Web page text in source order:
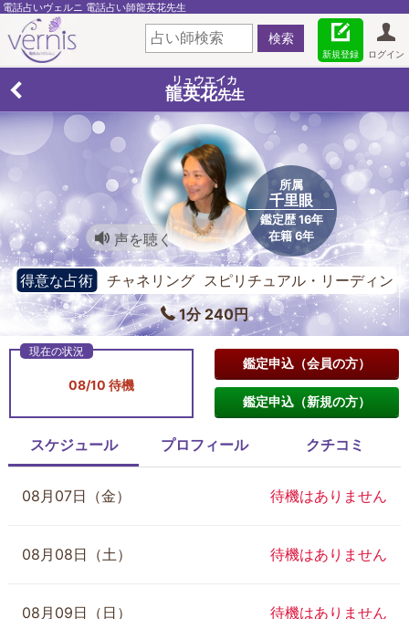
電話占いヴェルニ 電話占い師龍英花先生
ログイン
新規登録
リュウエイカ
龍英花先生
所属
千里眼
鑑定歴 16年
在籍 6年
声を聴く
得意な占術
チャネリング スピリチュアル・リーディン
グ 女神カード
1分 240円
08/10 待機
鑑定申込（会員の方）
鑑定申込（新規の方）
スケジュール プロフィール クチコミ
08月07日（金） 待機はありません
08月08日（土） 待機はありません
08月09日（日） 待機はありません